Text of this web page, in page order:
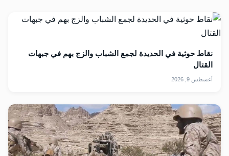
نقاط حوثية في الحديدة لجمع الشباب والزج بهم في جبهات
القتال
أغسطس 9, 2026